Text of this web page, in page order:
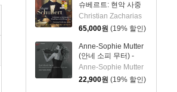
슈베르트: 현악 사중
주 전곡 외 (Schubert:
Complete String
Quartets, Trout
Quintet & String
Trios)
Christian Zacharias
65,000원 (19% 할인)
Anne-Sophie Mutter
(안네 소피 무터) -
East Meets West
Anne-Sophie Mutter
22,900원 (19% 할인)